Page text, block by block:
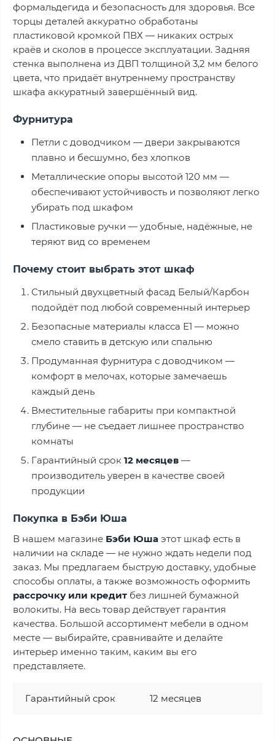
формальдегида и безопасность для здоровья. Все
торцы деталей аккуратно обработаны
пластиковой кромкой ПВХ — никаких острых
краёв и сколов в процессе эксплуатации. Задняя
стенка выполнена из ДВП толщиной 3,2 мм белого
цвета, что придаёт внутреннему пространству
шкафа аккуратный завершённый вид.
Фурнитура
Петли с доводчиком — двери закрываются
плавно и бесшумно, без хлопков
Металлические опоры высотой 120 мм —
обеспечивают устойчивость и позволяют легко
убирать под шкафом
Пластиковые ручки — удобные, надёжные, не
теряют вид со временем
Почему стоит выбрать этот шкаф
Стильный двухцветный фасад Белый/Карбон
подойдёт под любой современный интерьер
Безопасные материалы класса Е1 — можно
смело ставить в детскую или спальню
Продуманная фурнитура с доводчиком —
комфорт в мелочах, которые замечаешь
каждый день
Вместительные габариты при компактной
глубине — не съедает лишнее пространство
комнаты
Гарантийный срок 12 месяцев —
производитель уверен в качестве своей
продукции
Покупка в Бэби Юша
В нашем магазине Бэби Юша этот шкаф есть в
наличии на складе — не нужно ждать недели под
заказ. Мы предлагаем быструю доставку, удобные
способы оплаты, а также возможность оформить
рассрочку или кредит без лишней бумажной
волокиты. На весь товар действует гарантия
качества. Большой ассортимент мебели в одном
месте — выбирайте, сравнивайте и делайте
интерьер именно таким, каким вы его
представляете.
Гарантийный срок 12 месяцев